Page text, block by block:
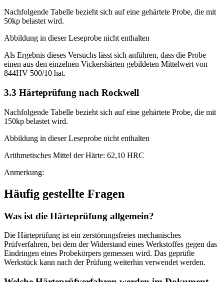
Nachfolgende Tabelle bezieht sich auf eine gehärtete Probe, die mit
50kp belastet wird.
Abbildung in dieser Leseprobe nicht enthalten
Als Ergebnis dieses Versuchs lässt sich anführen, dass die Probe
einen aus den einzelnen Vickershärten gebildeten Mittelwert von
844HV 500/10 hat.
3.3 Härteprüfung nach Rockwell
Nachfolgende Tabelle bezieht sich auf eine gehärtete Probe, die mit
150kp belastet wird.
Abbildung in dieser Leseprobe nicht enthalten
Arithmetisches Mittel der Härte: 62,10 HRC
Anmerkung:
Häufig gestellte Fragen
Was ist die Härteprüfung allgemein?
Die Härteprüfung ist ein zerstörungsfreies mechanisches
Prüfverfahren, bei dem der Widerstand eines Werkstoffes gegen das
Eindringen eines Probekörpers gemessen wird. Das geprüfte
Werkstück kann nach der Prüfung weiterhin verwendet werden.